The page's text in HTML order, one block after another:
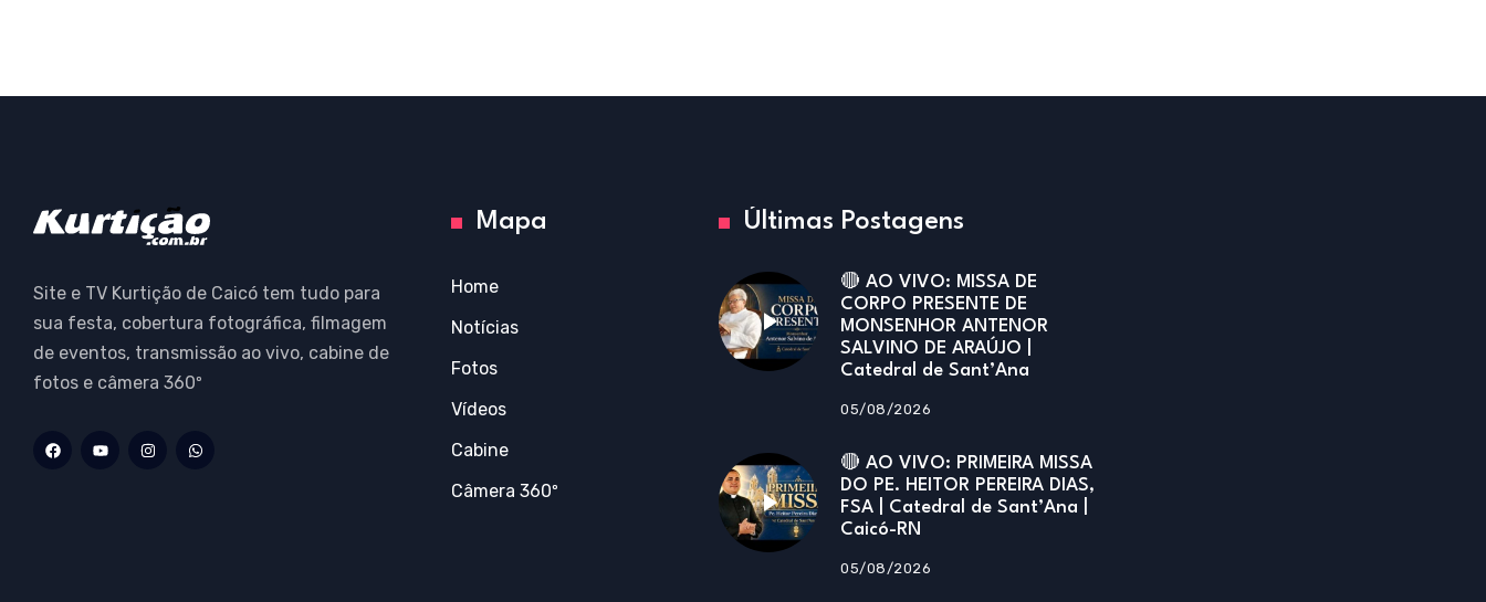
Site e TV Kurtição de Caicó tem tudo para
sua festa, cobertura fotográfica, filmagem
de eventos, transmissão ao vivo, cabine de
fotos e câmera 360º
Mapa
Home
Notícias
Fotos
Vídeos
Cabine
Câmera 360º
Últimas Postagens
🔴 AO VIVO: MISSA DE
CORPO PRESENTE DE
MONSENHOR ANTENOR
SALVINO DE ARAÚJO |
Catedral de Sant’Ana
05/08/2026
🔴 AO VIVO: PRIMEIRA MISSA
DO PE. HEITOR PEREIRA DIAS,
FSA | Catedral de Sant’Ana |
Caicó-RN
05/08/2026